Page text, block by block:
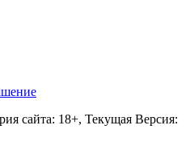
сайта: 18+, Текущая Версия: